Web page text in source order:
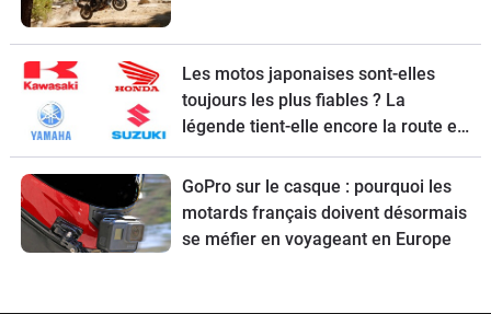
Les motos japonaises sont-elles
toujours les plus fiables ? La
légende tient-elle encore la route en
2026 ?
GoPro sur le casque : pourquoi les
motards français doivent désormais
se méfier en voyageant en Europe